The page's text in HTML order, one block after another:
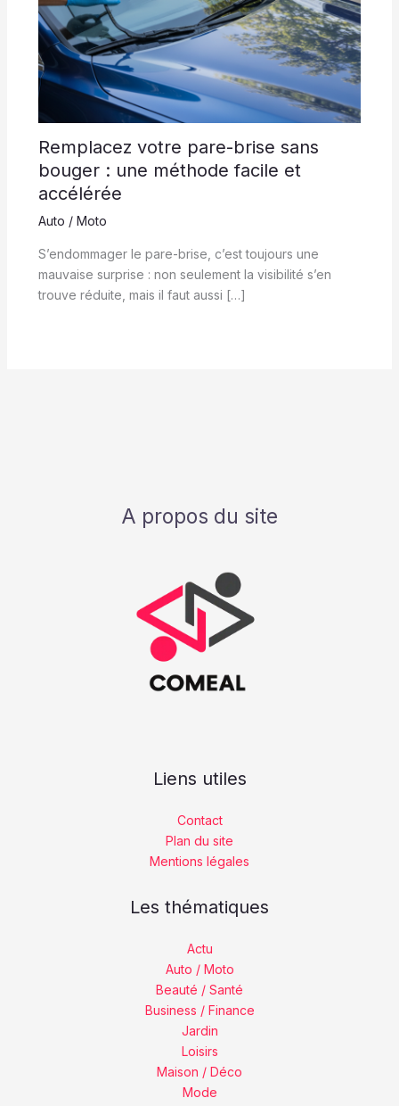
Remplacez votre pare-brise sans
bouger : une méthode facile et
accélérée
Auto / Moto
S’endommager le pare-brise, c’est toujours une
mauvaise surprise : non seulement la visibilité s’en
trouve réduite, mais il faut aussi […]
A propos du site
Liens utiles
Contact
Plan du site
Mentions légales
Les thématiques
Actu
Auto / Moto
Beauté / Santé
Business / Finance
Jardin
Loisirs
Maison / Déco
Mode